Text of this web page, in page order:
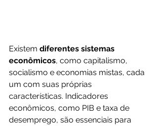
Existem diferentes sistemas
econômicos, como capitalismo,
socialismo e economias mistas, cada
um com suas próprias
características. Indicadores
econômicos, como PIB e taxa de
desemprego, são essenciais para